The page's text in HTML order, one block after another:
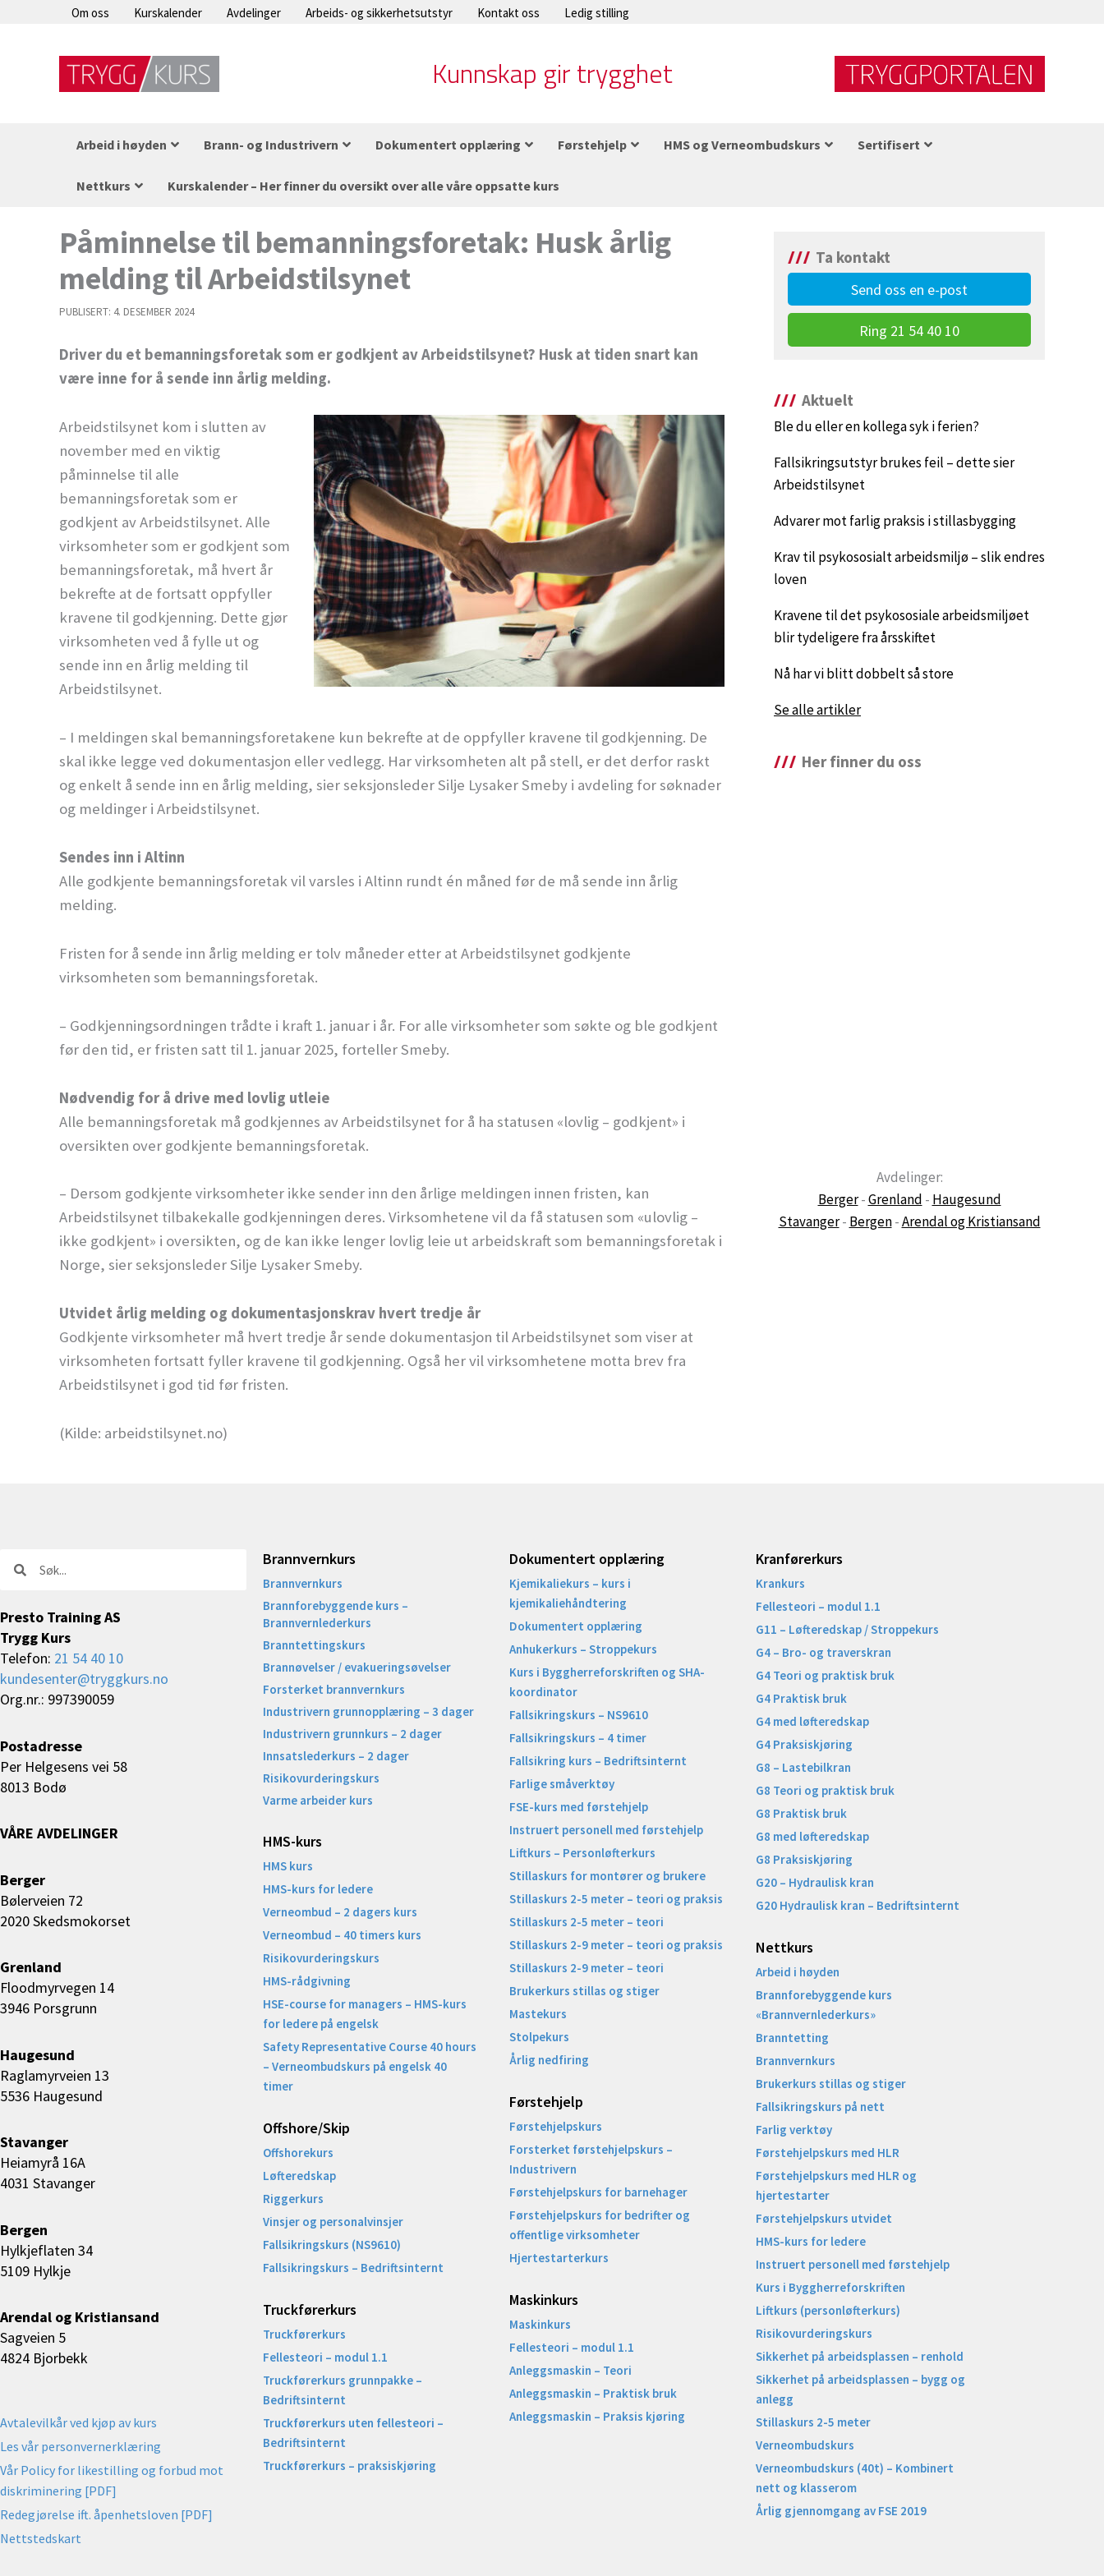
Om oss Kurskalender Avdelinger Arbeids- og sikkerhetsutstyr Kontakt oss Ledig stilling
Kunnskap gir trygghet
Arbeid i høyden Brann- og Industrivern Dokumentert opplæring Førstehjelp HMS og Verneombudskurs Sertifisert
Nettkurs Kurskalender – Her finner du oversikt over alle våre oppsatte kurs
Påminnelse til bemanningsforetak: Husk årlig
melding til Arbeidstilsynet
PUBLISERT: 4. DESEMBER 2024
Driver du et bemanningsforetak som er godkjent av Arbeidstilsynet? Husk at tiden snart kan
være inne for å sende inn årlig melding.
Arbeidstilsynet kom i slutten av
november med en viktig
påminnelse til alle
bemanningsforetak som er
godkjent av Arbeidstilsynet. Alle
virksomheter som er godkjent som
bemanningsforetak, må hvert år
bekrefte at de fortsatt oppfyller
kravene til godkjenning. Dette gjør
virksomheten ved å fylle ut og
sende inn en årlig melding til
Arbeidstilsynet.
– I meldingen skal bemanningsforetakene kun bekrefte at de oppfyller kravene til godkjenning. De
skal ikke legge ved dokumentasjon eller vedlegg. Har virksomheten alt på stell, er det derfor raskt
og enkelt å sende inn en årlig melding, sier seksjonsleder Silje Lysaker Smeby i avdeling for søknader
og meldinger i Arbeidstilsynet.
Sendes inn i Altinn
Alle godkjente bemanningsforetak vil varsles i Altinn rundt én måned før de må sende inn årlig
melding.
Fristen for å sende inn årlig melding er tolv måneder etter at Arbeidstilsynet godkjente
virksomheten som bemanningsforetak.
– Godkjenningsordningen trådte i kraft 1. januar i år. For alle virksomheter som søkte og ble godkjent
før den tid, er fristen satt til 1. januar 2025, forteller Smeby.
Nødvendig for å drive med lovlig utleie
Alle bemanningsforetak må godkjennes av Arbeidstilsynet for å ha statusen «lovlig – godkjent» i
oversikten over godkjente bemanningsforetak.
– Dersom godkjente virksomheter ikke sender inn den årlige meldingen innen fristen, kan
Arbeidstilsynet tilbakekalle godkjenningen deres. Virksomhetene vil da få statusen som «ulovlig –
ikke godkjent» i oversikten, og de kan ikke lenger lovlig leie ut arbeidskraft som bemanningsforetak i
Norge, sier seksjonsleder Silje Lysaker Smeby.
Utvidet årlig melding og dokumentasjonskrav hvert tredje år
Godkjente virksomheter må hvert tredje år sende dokumentasjon til Arbeidstilsynet som viser at
virksomheten fortsatt fyller kravene til godkjenning. Også her vil virksomhetene motta brev fra
Arbeidstilsynet i god tid før fristen.
(Kilde: arbeidstilsynet.no)
Ta kontakt
Send oss en e-post
Ring 21 54 40 10
Aktuelt
Ble du eller en kollega syk i ferien?
Fallsikringsutstyr brukes feil – dette sier
Arbeidstilsynet
Advarer mot farlig praksis i stillasbygging
Krav til psykososialt arbeidsmiljø – slik endres
loven
Kravene til det psykososiale arbeidsmiljøet
blir tydeligere fra årsskiftet
Nå har vi blitt dobbelt så store
Se alle artikler
Her finner du oss
Avdelinger:
Berger-Grenland - Haugesund
Stavanger- Bergen-Arendal og Kristiansand
Søk
Presto Training AS
Trygg Kurs
Telefon: 21 54 40 10
kundesenter@tryggkurs.no
Org.nr.: 997390059
Postadresse
Per Helgesens vei 58
8013 Bodø
VÅRE AVDELINGER
Berger
Bølerveien 72
2020 Skedsmokorset
Grenland
Floodmyrvegen 14
3946 Porsgrunn
Haugesund
Raglamyrveien 13
5536 Haugesund
Stavanger
Heiamyrå 16A
4031 Stavanger
Bergen
Hylkjeflaten 34
5109 Hylkje
Arendal og Kristiansand
Sagveien 5
4824 Bjorbekk
Avtalevilkår ved kjøp av kurs
Les vår personvernerklæring
Vår Policy for likestilling og forbud mot
diskriminering [PDF]
Redegjørelse ift. åpenhetsloven [PDF]
Nettstedskart
Brannvernkurs
Brannvernkurs
Brannforebyggende kurs –
Brannvernlederkurs
Branntettingskurs
Brannøvelser / evakueringsøvelser
Forsterket brannvernkurs
Industrivern grunnopplæring – 3 dager
Industrivern grunnkurs – 2 dager
Innsatslederkurs – 2 dager
Risikovurderingskurs
Varme arbeider kurs
HMS-kurs
HMS kurs
HMS-kurs for ledere
Verneombud – 2 dagers kurs
Verneombud – 40 timers kurs
Risikovurderingskurs
HMS-rådgivning
HSE-course for managers – HMS-kurs
for ledere på engelsk
Safety Representative Course 40 hours
– Verneombudskurs på engelsk 40
timer
Offshore/Skip​
Offshorekurs
Løfteredskap
Riggerkurs
Vinsjer og personalvinsjer
Fallsikringskurs (NS9610)
Fallsikringskurs – Bedriftsinternt
Truckførerkurs
Truckførerkurs
Fellesteori – modul 1.1
Truckførerkurs grunnpakke –
Bedriftsinternt
Truckførerkurs uten fellesteori –
Bedriftsinternt
Truckførerkurs – praksiskjøring
Dokumentert opplæring
Kjemikaliekurs – kurs i
kjemikaliehåndtering
Dokumentert opplæring
Anhukerkurs – Stroppekurs
Kurs i Byggherreforskriften og SHA-
koordinator
Fallsikringskurs – NS9610
Fallsikringskurs – 4 timer
Fallsikring kurs – Bedriftsinternt
Farlige småverktøy
FSE-kurs med førstehjelp
Instruert personell med førstehjelp
Liftkurs – Personløfterkurs
Stillaskurs for montører og brukere
Stillaskurs 2-5 meter – teori og praksis
Stillaskurs 2-5 meter – teori
Stillaskurs 2-9 meter – teori og praksis
Stillaskurs 2-9 meter – teori
Brukerkurs stillas og stiger
Mastekurs
Stolpekurs
Årlig nedfiring
Førstehjelp
Førstehjelpskurs
Forsterket førstehjelpskurs –
Industrivern
Førstehjelpskurs for barnehager
Førstehjelpskurs for bedrifter og
offentlige virksomheter
Hjertestarterkurs
Maskinkurs
Maskinkurs
Fellesteori – modul 1.1
Anleggsmaskin – Teori
Anleggsmaskin – Praktisk bruk
Anleggsmaskin – Praksis kjøring
Kranførerkurs
Krankurs
Fellesteori – modul 1.1
G11 – Løfteredskap / Stroppekurs
G4 – Bro- og traverskran
G4 Teori og praktisk bruk
G4 Praktisk bruk
G4 med løfteredskap
G4 Praksiskjøring
G8 – Lastebilkran
G8 Teori og praktisk bruk
G8 Praktisk bruk
G8 med løfteredskap
G8 Praksiskjøring
G20 – Hydraulisk kran
G20 Hydraulisk kran – Bedriftsinternt
Nettkurs
Arbeid i høyden
Brannforebyggende kurs
«Brannvernlederkurs»
Branntetting
Brannvernkurs
Brukerkurs stillas og stiger
Fallsikringskurs på nett
Farlig verktøy
Førstehjelpskurs med HLR
Førstehjelpskurs med HLR og
hjertestarter
Førstehjelpskurs utvidet
HMS-kurs for ledere
Instruert personell med førstehjelp
Kurs i Byggherreforskriften
Liftkurs (personløfterkurs)
Risikovurderingskurs
Sikkerhet på arbeidsplassen – renhold
Sikkerhet på arbeidsplassen – bygg og
anlegg
Stillaskurs 2-5 meter
Verneombudskurs
Verneombudskurs (40t) – Kombinert
nett og klasserom
Årlig gjennomgang av FSE 2019